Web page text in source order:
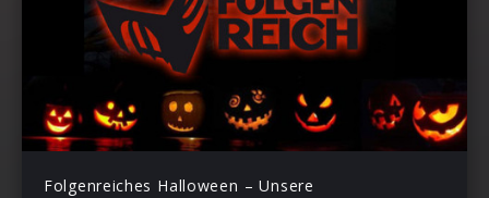
Folgenreiches Halloween – Unsere